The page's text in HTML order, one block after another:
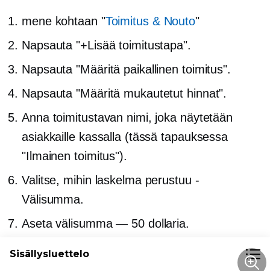
mene kohtaan "Toimitus & Nouto"
Napsauta "+Lisää toimitustapa".
Napsauta "Määritä paikallinen toimitus".
Napsauta "Määritä mukautetut hinnat".
Anna toimitustavan nimi, joka näytetään
asiakkaille kassalla (tässä tapauksessa
"Ilmainen toimitus").
Valitse, mihin laskelma perustuu -
Välisumma.
Aseta välisumma — 50 dollaria.
Sisällysluettelo